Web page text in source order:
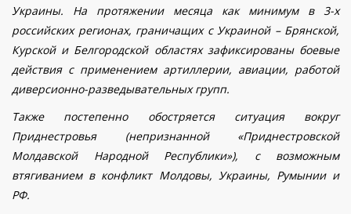
Украины. На протяжении месяца как минимум в 3-х
российских регионах, граничащих с Украиной – Брянской,
Курской и Белгородской областях зафиксированы боевые
действия с применением артиллерии, авиации, работой
диверсионно-разведывательных групп.
Также постепенно обостряется ситуация вокруг
Приднестровья (непризнанной «Приднестровской
Молдавской Народной Республики»), с возможным
втягиванием в конфликт Молдовы, Украины, Румынии и
РФ.